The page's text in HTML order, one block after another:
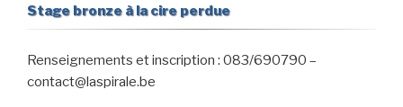
Stage bronze à la cire perdue
Renseignements et inscription : 083/690790 –
contact@laspirale.be